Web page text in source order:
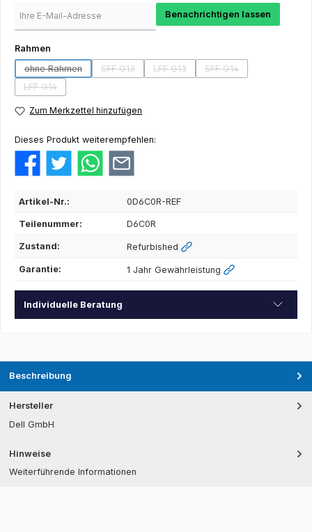
Benachrichtigen lassen
Rahmen
ohne Rahmen
(Diese Option ist zurzeit nicht verfügbar.)
SFF G13
(Diese Option ist zurzeit nicht verfügbar.)
LFF G13
(Diese Option ist zurzeit nicht
SFF G14
(Diese Option ist
LFF G14
(Diese Option ist zurzeit nicht verfügbar.)
Zum Merkzettel hinzufügen
Dieses Produkt weiterempfehlen:
Artikel-Nr.: 0D6C0R-REF
Teilenummer: D6C0R
Zustand: Refurbished
Garantie: 1 Jahr Gewährleistung
Individuelle Beratung
Beschreibung
Hersteller
Dell GmbH
Hinweise
Weiterführende Informationen